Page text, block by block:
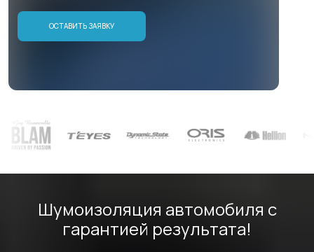
ОСТАВИТЬ ЗАЯВКУ
Шумоизоляция автомобиля с
гарантией результата!